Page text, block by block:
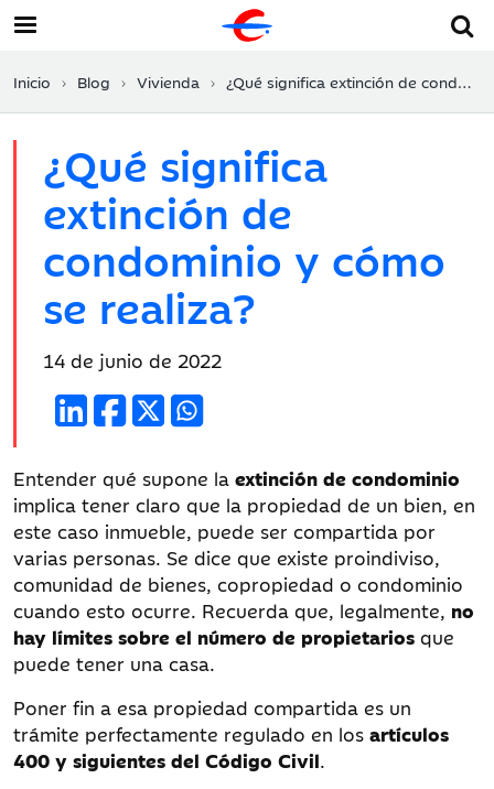
Inicio Blog Vivienda ¿Qué significa extinción de condominio y cómo se realiza?
¿Qué significa
extinción de
condominio y cómo
se realiza?
Fecha
publicación:
14 de junio de 2022
Entender qué supone la extinción de condominio
implica tener claro que la propiedad de un bien, en
este caso inmueble, puede ser compartida por
varias personas. Se dice que existe proindiviso,
comunidad de bienes, copropiedad o condominio
cuando esto ocurre. Recuerda que, legalmente, no
hay límites sobre el número de propietarios que
puede tener una casa.
Poner fin a esa propiedad compartida es un
trámite perfectamente regulado en los artículos
400 y siguientes del Código Civil.